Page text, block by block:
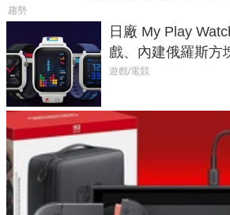
趨勢
日廠 My Play
戲、內建俄羅斯方
不過竟然不能連手
遊戲/電競